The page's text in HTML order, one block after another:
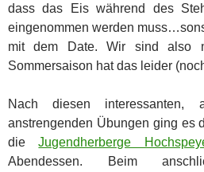
dass das Eis während des
eingenommen werden
mit dem Date. Wir sind also
Sommersaison hat das leider
Nach diesen
anstrengenden Übungen ging es
dieJugendherberge
Abendessen. Beim